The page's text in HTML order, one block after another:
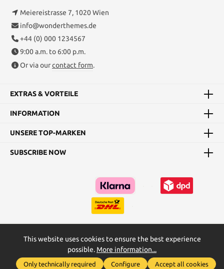
Meiereistrasse 7, 1020 Wien
info@wonderthemes.de
+44 (0) 000 1234567
9:00 a.m. to 6:00 p.m.
Or via ourcontact form.
EXTRAS & VORTEILE
INFORMATION
UNSERE TOP-MARKEN
SUBSCRIBE NOW
Kataloge Maßtabellen & Grundanleitungen
* All prices incl. VAT plusshipping costsand possible delivery
Show toolbar
This website uses cookies to ensure the best experience
possible. More information...
Only technically required Configure Accept all cookies